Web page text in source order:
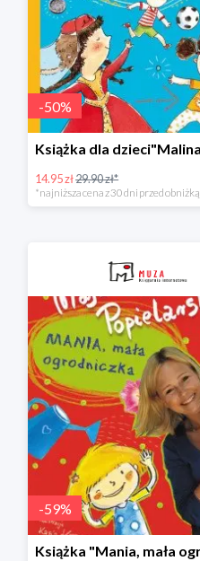
-50%
14.95 zł29.90 zł*
*najniższa cena z 30 dni przed obniżką
-59%